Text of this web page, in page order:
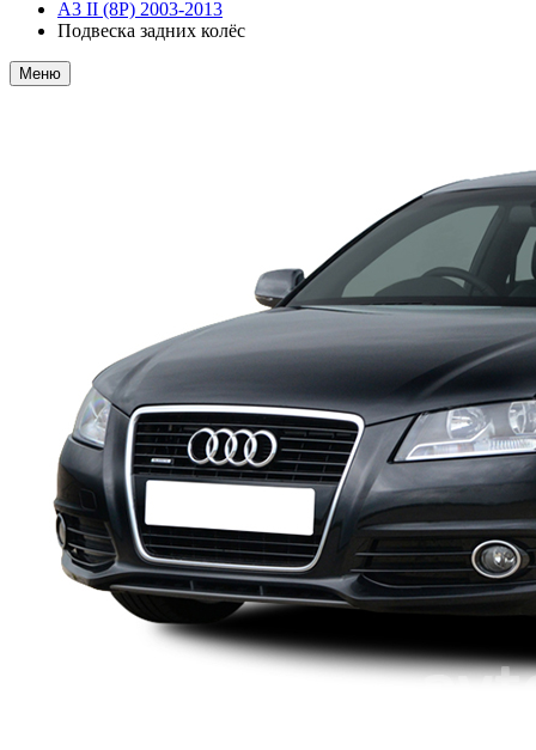
A3 II (8P) 2003-2013
Подвеска задних колёс
Меню